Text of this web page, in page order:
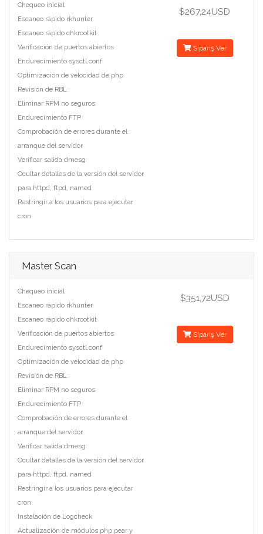
Chequeo inicial
Escaneo rápido rkhunter
Escaneo rápido chkrootkit
Verificación de puertos abiertos
Endurecimiento sysctl.conf
Optimización de velocidad de php
Revisión de RBL
Eliminar RPM no seguros
Endurecimiento FTP
Comprobación de errores durante el
arranque del servidor
Verificar salida dmesg
Ocultar detalles de la versión del servidor
para httpd, ftpd, named
Restringir a los usuarios para ejecutar
cron
$267,24USD
Sipariş Ver
Master Scan
Chequeo inicial
Escaneo rápido rkhunter
Escaneo rápido chkrootkit
Verificación de puertos abiertos
Endurecimiento sysctl.conf
Optimización de velocidad de php
Revisión de RBL
Eliminar RPM no seguros
Endurecimiento FTP
Comprobación de errores durante el
arranque del servidor
Verificar salida dmesg
Ocultar detalles de la versión del servidor
para httpd, ftpd, named
Restringir a los usuarios para ejecutar
cron
Instalación de Logcheck
Actualización de módulos php pear y
$351,72USD
Sipariş Ver